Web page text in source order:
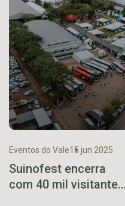
Eventos do Vale15 jun 2025
Suinofest encerra
com 40 mil visitantes